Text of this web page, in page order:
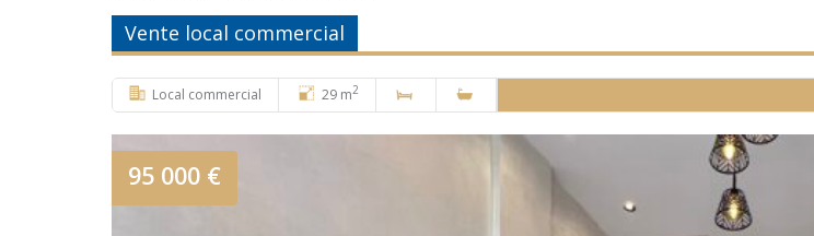
Vente local commercial
Local commercial 29 m2
95 000 €